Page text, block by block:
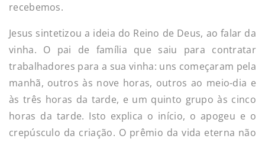
recebemos.
Jesus sintetizou a ideia do Reino de Deus, ao falar da
vinha. O pai de família que saiu para contratar
trabalhadores para a sua vinha: uns começaram pela
manhã, outros às nove horas, outros ao meio-dia e
às três horas da tarde, e um quinto grupo às cinco
horas da tarde. Isto explica o início, o apogeu e o
crepúsculo da criação. O prêmio da vida eterna não